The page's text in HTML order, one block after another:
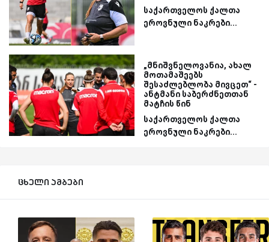
საქართველოს ქალთა
ეროვნული ნაკრები...
„მნიშვნელოვანია, ახალ
მოთამაშეებს
შესაძლებლობა მივცეთ“ -
ანტმანი საბერძნეთთან
მატჩის წინ
საქართველოს ქალთა
ეროვნული ნაკრები...
ცხელი ამბები